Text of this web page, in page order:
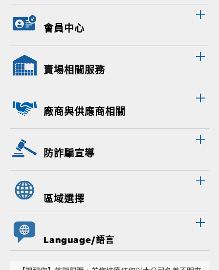
會員中心
賣場相關服務
廠商與供應商相關
防詐騙宣導
區域選擇
Language/語言